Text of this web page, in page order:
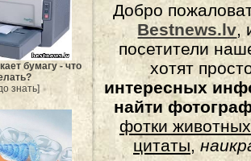
бумагу - что
знать]
Добро
Bestnews.lv,
посетители
хотят
интересных
найти
фотки животных
цитаты,